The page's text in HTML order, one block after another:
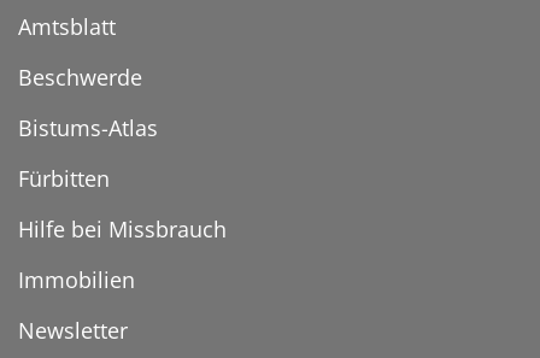
Amtsblatt
Beschwerde
Bistums-Atlas
Fürbitten
Hilfe bei Missbrauch
Immobilien
Newsletter